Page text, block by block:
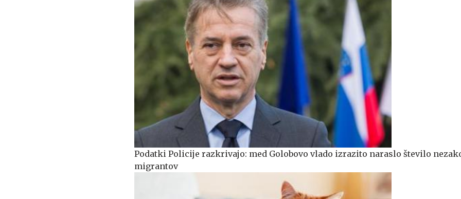
Podatki Policije razkrivajo: med Golobovo vlado izrazito naraslo število
migrantov